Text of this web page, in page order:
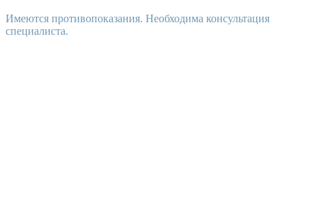
Имеются противопоказания. Необходима консультация
специалиста.